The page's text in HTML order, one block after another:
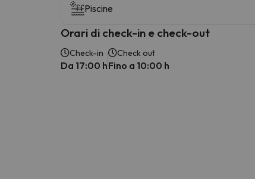
Piscine
Orari di check-in e check-out
Check-in
Da 17:00 h
Check out
Fino a 10:00 h